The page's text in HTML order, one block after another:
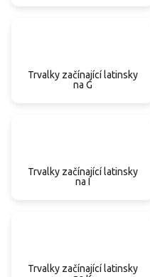
Trvalky začínající latinsky
na G
Trvalky začínající latinsky
na I
Trvalky začínající latinsky